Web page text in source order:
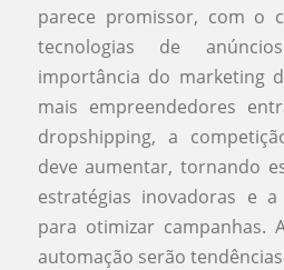
parece promissor, com o
tecnologias de
importância do marketing
mais empreendedores
dropshipping, a
deve aumentar, tornando
estratégias inovadoras e
para otimizar campanhas.
automação serão